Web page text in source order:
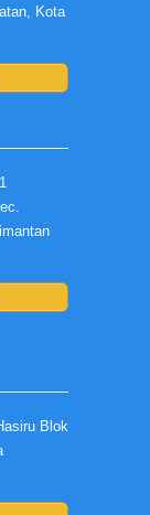
Kota
Blok